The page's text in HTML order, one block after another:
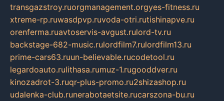
transgazstroy.ruorgmanagement.orgyes-fitness.ru
xtreme-rp.ruwasdpvp.ruvoda-otri.rutishinapve.ru
orenferma.ruavtoservis-avgust.rulord-tv.ru
backstage-682-music.rulordfilm7.rulordfilm13.ru
prime-cars63.ruun-believable.rucodetool.ru
legardoauto.rulithasa.rumuz-1.rugooddver.ru
kinozadrot-3.ruqr-plus-promo.ru2shizashop.ru
udalenka-club.runerabotaetsite.rucarszona-bu.ru